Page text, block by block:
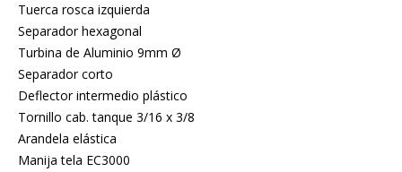
Tuerca rosca izquierda
Separador hexagonal
Turbina de Aluminio 9mm Ø
Separador corto
Deflector intermedio plástico
Tornillo cab. tanque 3/16 x 3/8
Arandela elástica
Manija tela EC3000